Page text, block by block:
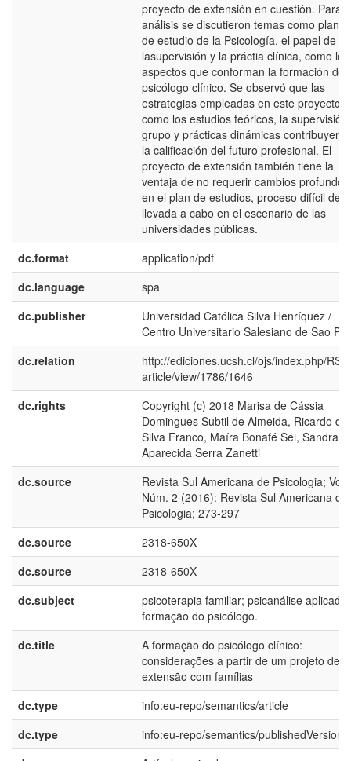
proyecto de extensión en cuestión. Paral
análisis se discutieron temas como planes
de estudio de la Psicología, el papel de
lasupervisión y la práctia clínica, como los
aspectos que conforman la formación del
psicólogo clínico. Se observó que las
estrategias empleadas en este proyecto,
como los estudios teóricos, la supervisión
grupo y prácticas dinámicas
la calificación del futuro profesional. El
proyecto de extensión también tiene la
ventaja de no requerir cambios profundos
en el plan de estudios, proceso difícil de
llevada a cabo en el escenario de las
universidades públicas.
dc.format
application/pdf
dc.language
spa
dc.publisher
Universidad Católica Silva Henríquez /
Centro Universitario Salesiano de Sao
dc.relation
http://ediciones.ucsh.cl/ojs/index.php/
article/view/1786/1646
dc.rights
Copyright (c) 2018 Marisa de Cássia
Domingues Subtil de Almeida, Ricardo da
Silva Franco, Maíra Bonafé Sei, Sandra
Aparecida Serra Zanetti
dc.source
Revista Sul Americana de Psicologia; Vol.
Núm. 2 (2016): Revista Sul Americana de
Psicologia; 273-297
dc.source
2318-650X
dc.source
2318-650X
dc.subject
psicoterapia familiar; psicanálise aplicada;
formação do psicólogo.
dc.title
A formação do psicólogo clínico:
considerações a partir de um projeto de
extensão com famílias
dc.type
info:eu-repo/semantics/article
dc.type
info:eu-repo/semantics/publishedVersion